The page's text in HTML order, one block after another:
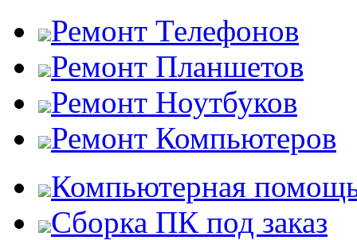
Ремонт Телефонов
Ремонт Планшетов
Ремонт Ноутбуков
Ремонт Компьютеров
Компьютерная
Сборка ПК под заказ